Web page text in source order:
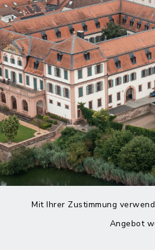
Mit Ihrer Zustimmung
Angebot